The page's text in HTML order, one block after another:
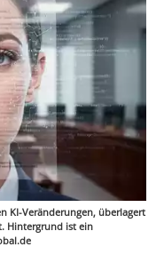
KI-Veränderungen, überlagert
Hintergrund ist ein